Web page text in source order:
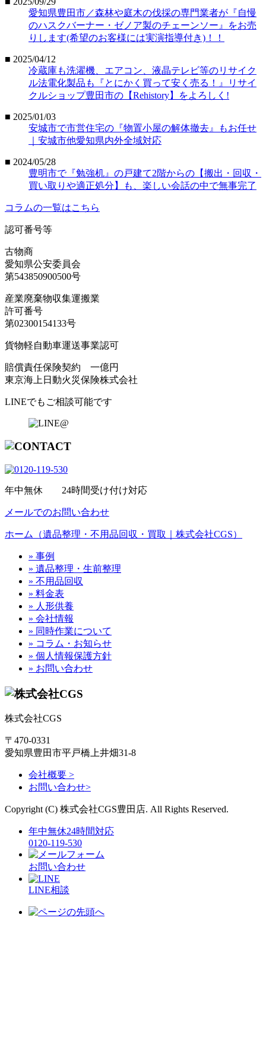
愛知県豊田市／森林や庭木の伐採の専門業者が『自慢
のハスクバーナー・ゼノア製のチェーンソー』をお売
りします(希望のお客様には実演指導付き)！！
■ 2025/04/12
冷蔵庫も洗濯機、エアコン、液晶テレビ等のリサイク
ル法電化製品も『とにかく買って安く売る！』リサイ
クルショップ豊田市の【Rehistory】をよろしく!
■ 2025/01/03
安城市で市営住宅の『物置小屋の解体撤去』もお任せ
｜安城市他愛知県内外全域対応
■ 2024/05/28
豊明市で『勉強机』の戸建て2階からの【搬出・回収・
買い取りや適正処分】も、楽しい会話の中で無事完了
コラムの一覧はこちら
認可番号等
古物商
愛知県公安委員会
第543850900500号
産業廃棄物収集運搬業
許可番号
第02300154133号
貨物軽自動車運送事業認可
賠償責任保険契約 一億円
東京海上日動火災保険株式会社
LINEでもご相談可能です
年中無休 24時間受け付け対応
メールでのお問い合わせ
ホーム（遺品整理・不用品回収・買取｜株式会社CGS）
» 事例
» 遺品整理・生前整理
» 不用品回収
» 料金表
» 人形供養
» 会社情報
» 同時作業について
» コラム・お知らせ
» 個人情報保護方針
» お問い合わせ
株式会社CGS
〒470-0331
愛知県豊田市平戸橋上井畑31-8
会社概要 >
お問い合わせ>
Copyright (C) 株式会社CGS豊田店. All Rights Reserved.
年中無休24時間対応
0120-119-530
お問い合わせ
LINE相談